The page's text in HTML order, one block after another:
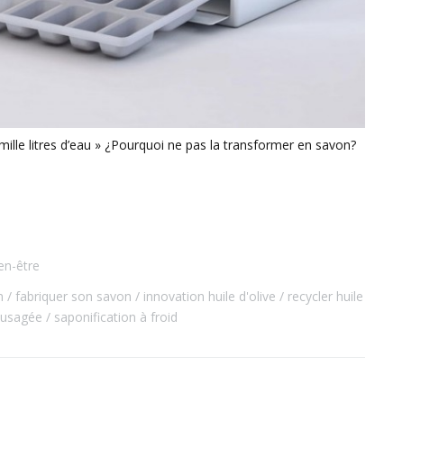
litres d’eau » ¿Pourquoi ne pas la transformer en savon?
être
fabriquer son savon innovation huile d'olive
recycler huile
saponification à froid